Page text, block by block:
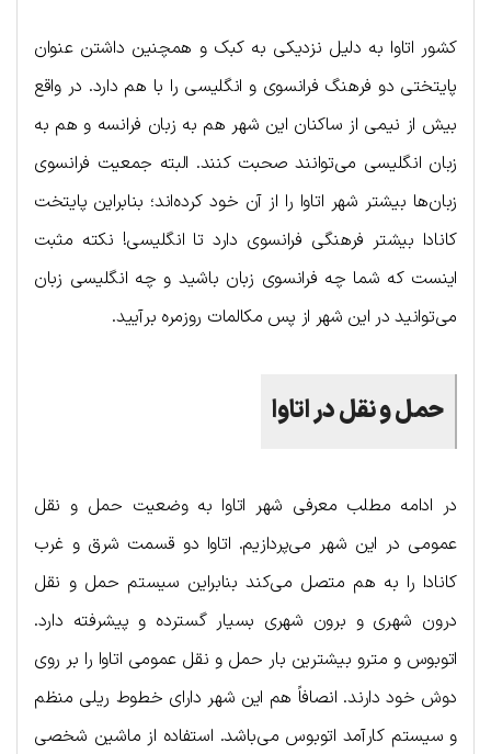
کشور اتاوا به دلیل نزدیکی به کبک و همچنین داشتن عنوان
پایتختی دو فرهنگ فرانسوی و انگلیسی را با هم دارد. در واقع
بیش از نیمی از ساکنان این شهر هم به زبان فرانسه و هم به
زبان انگلیسی می‌توانند صحبت کنند. البته جمعیت فرانسوی
زبان‌ها بیشتر شهر اتاوا را از آن خود کرده‌اند؛ بنابراین پایتخت
کانادا بیشتر فرهنگی فرانسوی دارد تا انگلیسی! نکته مثبت
اینست که شما چه فرانسوی زبان باشید و چه انگلیسی زبان
می‌توانید در این شهر از پس مکالمات روزمره برآیید.
حمل و نقل در اتاوا
در ادامه مطلب معرفی شهر اتاوا به وضعیت حمل و نقل
عمومی در این شهر می‌‌پردازیم. اتاوا دو قسمت شرق و غرب
کانادا را به هم متصل می‌کند بنابراین سیستم حمل و نقل
درون شهری و برون شهری بسیار گسترده و پیشرفته دارد.
اتوبوس و مترو بیشترین بار حمل و نقل عمومی اتاوا را بر روی
دوش خود دارند. انصافاً هم این شهر دارای خطوط ریلی منظم
و سیستم کارآمد اتوبوس می‌باشد. استفاده از ماشین شخصی